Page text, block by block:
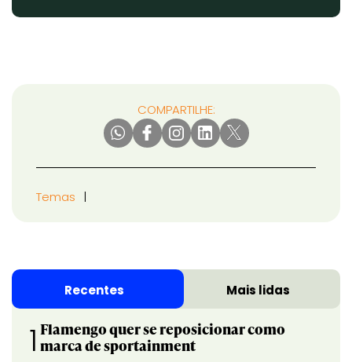
COMPARTILHE:
Temas
Recentes Mais lidas
1 Flamengo quer se reposicionar como
marca de sportainment